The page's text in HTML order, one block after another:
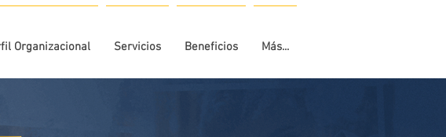
Organizacional Servicios Beneficios Más...